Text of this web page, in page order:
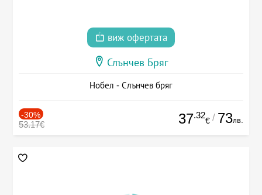
виж офертата
Слънчев Бряг
Нобел - Слънчев бряг
-30%
53.17€ 37.32
€ / 73лв.